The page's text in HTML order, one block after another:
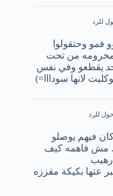
للرد
فمو وحتقولوا
مخرومه من تحت
يقطعو وفي نفس
لانها سودااا=)
للرد
فيهم يوصلو
. مش فاهمه كيف
رهيب
عتها بكيكة مقززه